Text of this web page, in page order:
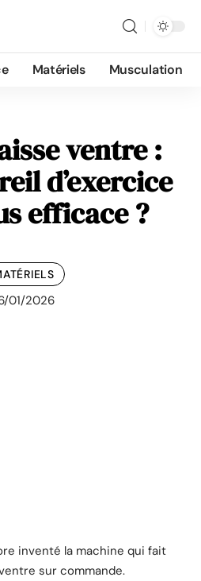
Matériels Musculation
ventre :
d’exercice
efficace ?
01/2026
inventé la machine qui fait
sur commande.